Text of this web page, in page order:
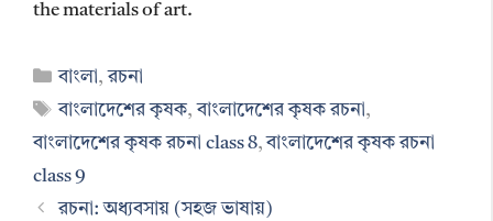
the materials of art.
Categories
বাংলা,রচনা
Tags
বাংলাদেশের কৃষক,বাংলাদেশের কৃষক রচনা,
বাংলাদেশের কৃষক রচনা class 8,বাংলাদেশের কৃষক রচনা
class 9
রচনা: অধ্যবসায় (সহজ ভাষায়)